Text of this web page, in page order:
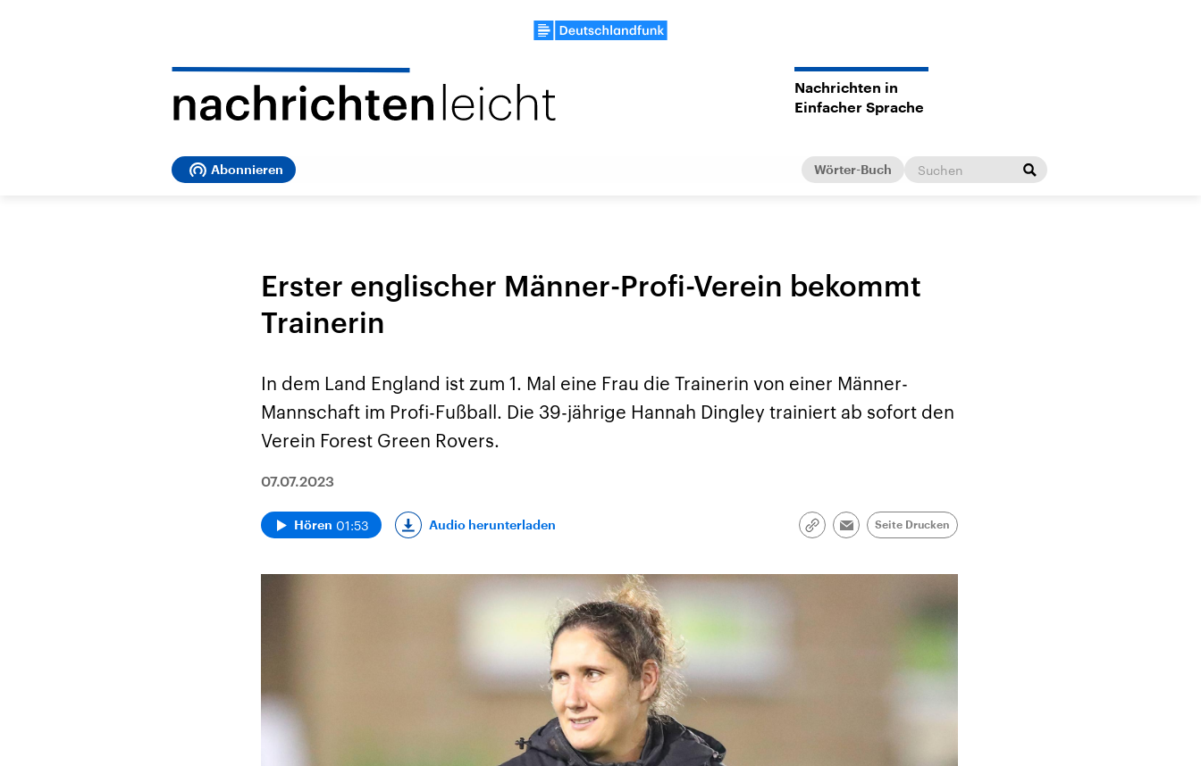
Nachrichten in
Einfacher Sprache
Abonnieren Wörter-Buch
Erster englischer Männer-Profi-Verein bekommt
Trainerin
In dem Land England ist zum 1. Mal eine Frau die Trainerin von einer Männer-
Mannschaft im Profi-Fußball. Die 39-jährige Hannah Dingley trainiert ab sofort den
Verein Forest Green Rovers.
07.07.2023
Hören 01:53 Audio herunterladen
Link
Email
Seite Drucken